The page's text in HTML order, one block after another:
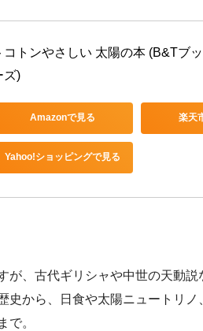
コトンやさしい 太陽の本 (B&Tブ
ズ)
Amazonで見る 楽天
Yahoo!ショッピングで見る
が、古代ギリシャや中世の天動
史から、日食や太陽ニュートリ
で。